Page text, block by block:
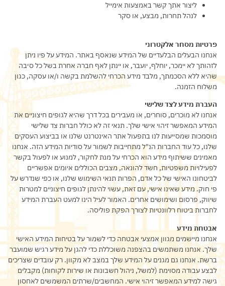
ליצור אתך קשר באמצעות אימייל
לנהל תחרות, מבצע, או סקר
פרטיות מסחר אלקטרוני
אנחנו הבעלים הבלעדיים של המידע שנאסף באתר. המידע על פיו ניתן
לזהותך לא יימכר, יוחלף, יועבר, או יינתן לאף חברה אחרת בשל כל סיבה
שהיא ללא הסכמתך, מלבד מידע הכרחי להשלמת בקשה ו/או עסקה, כגון
משלוח הזמנה.
העברת מידע לצד שלישי
אנחנו לא מוכרים, סוחרים, או מעבירים בכל דרך שהיא לגופים חיצוניים את
המידע המאפשר זיהוי אישי שלך. תנאי זה לא כולל חברות צד שלישי
מוסמכות שמסייעות לנו בתפעול אתר האינטרנט שלנו או בביצוע העסקים
שלנו, כל עוד החברות הנ"ל מתחייבות לשמור על סודיות המידע הזה. אנחנו
מאמינים ששיתוף מידע הוא הכרחי על מנת לחקור, למנוע או לפעול בקשר
לפעילויות משפטיות, חשד להונאה, מצבים הכוללים איומים אפשריים
לביטחונו האישי של כל אדם, הפרות תנאי השימוש שלנו, או כפי שנדרש על
פי חוק. מידע שאינו אישי, עם זאת, עשוי להינתן לגופים חיצוניים למטרות
שיווק, פרסום ושימושים אחרים. האמור לעיל הינו למעט העברת המידע
לחברות ביטוח רלוונטיות לצורך הפקת פוליסה.
אבטחת מידע
אנחנו מיישמים מגוון אמצעי אבטחה כדי לשמור על בטיחות המידע האישי
שלך. אנחנו משתמשים בהצפנה משוכללת כדי להגן על מידע רגיש שמועבר
ברשת. אנחנו גם מגנים על המידע שלך במצב לא מקוון. רק עובדים שצריכים
לבצע עבודה מסוימת (למשל, ניהול חשבונות או שירות לקוחות) מקבלים
גישה למידע המאפשר זיהוי אישי. המחשבים/שרתים המשמשים לאחסון